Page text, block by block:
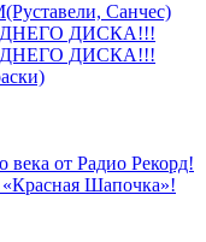
Санчес)
ДИСКА!!!
ДИСКА!!!
века от Радио Рекорд!
Шапочка»!